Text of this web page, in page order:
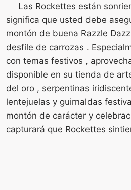
Las Rockettes están
significa que usted debe
montón de buena Razzle
desfile de carrozas .
con temas festivos ,
disponible en su tienda de
del oro , serpentinas
lentejuelas y guirnaldas
montón de carácter y
capturará que Rockettes